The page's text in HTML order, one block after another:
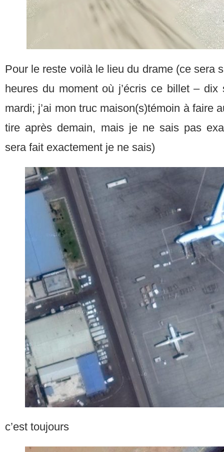
Pour le reste voilà le lieu du drame (ce sera
heures du moment où j’écris ce billet –
mardi; j’ai mon truc maison(s)témoin à faire
tire après demain, mais je ne sais pas
sera fait exactement je ne sais)
c’est toujours